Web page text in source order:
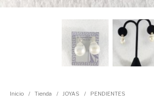
Inicio / Tienda / JOYAS / PENDIENTES